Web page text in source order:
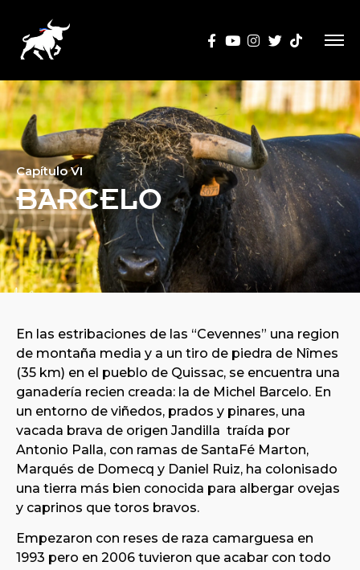
Capítulo VI
BARCELO
En las estribaciones de las “Cevennes” una region
de montaña media y a un tiro de piedra de Nîmes
(35 km) en el pueblo de Quissac, se encuentra una
ganadería recien creada: la de Michel Barcelo. En
un entorno de viñedos, prados y pinares, una
vacada brava de origen Jandilla traída por
Antonio Palla, con ramas de SantaFé Marton,
Marqués de Domecq y Daniel Ruiz, ha colonisado
una tierra más bien conocida para albergar ovejas
y caprinos que toros bravos.
Empezaron con reses de raza camarguesa en
1993 pero en 2006 tuvieron que acabar con todo